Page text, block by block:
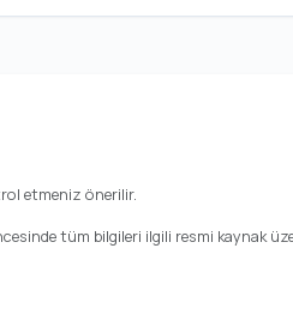
etmeniz önerilir.
tüm bilgileri ilgili resmi kaynak